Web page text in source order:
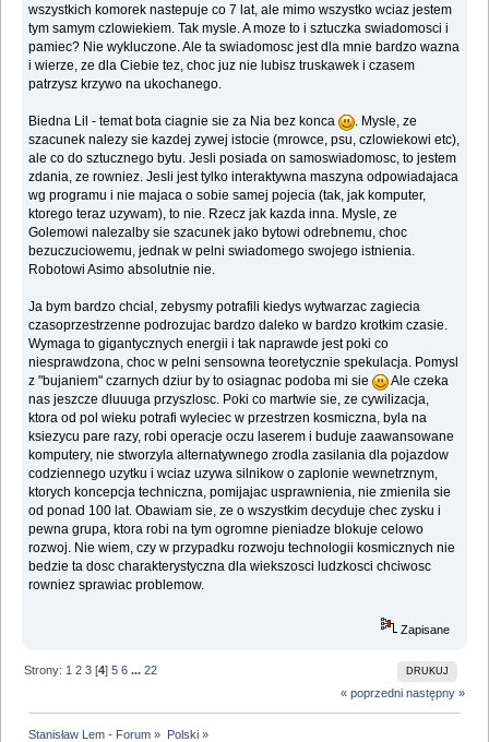
wszystkich komorek nastepuje co 7 lat, ale mimo wszystko wciaz jestem
tym samym czlowiekiem. Tak mysle. A moze to i sztuczka swiadomosci i
pamiec? Nie wykluczone. Ale ta swiadomosc jest dla mnie bardzo wazna
i wierze, ze dla Ciebie tez, choc juz nie lubisz truskawek i czasem
patrzysz krzywo na ukochanego.
Biedna Lil - temat bota ciagnie sie za Nia bez konca
. Mysle, ze
szacunek nalezy sie kazdej zywej istocie (mrowce, psu, czlowiekowi etc),
ale co do sztucznego bytu. Jesli posiada on samoswiadomosc, to jestem
zdania, ze rowniez. Jesli jest tylko interaktywna maszyna odpowiadajaca
wg programu i nie majaca o sobie samej pojecia (tak, jak komputer,
ktorego teraz uzywam), to nie. Rzecz jak kazda inna. Mysle, ze
Golemowi nalezalby sie szacunek jako bytowi odrebnemu, choc
bezuczuciowemu, jednak w pelni swiadomego swojego istnienia.
Robotowi Asimo absolutnie nie.
Ja bym bardzo chcial, zebysmy potrafili kiedys wytwarzac zagiecia
czasoprzestrzenne podrozujac bardzo daleko w bardzo krotkim czasie.
Wymaga to gigantycznych energii i tak naprawde jest poki co
niesprawdzona, choc w pelni sensowna teoretycznie spekulacja. Pomysl
z "bujaniem" czarnych dziur by to osiagnac podoba mi sie
Ale czeka
nas jeszcze dluuuga przyszlosc. Poki co martwie sie, ze cywilizacja,
ktora od pol wieku potrafi wyleciec w przestrzen kosmiczna, byla na
ksiezycu pare razy, robi operacje oczu laserem i buduje zaawansowane
komputery, nie stworzyla alternatywnego zrodla zasilania dla pojazdow
codziennego uzytku i wciaz uzywa silnikow o zaplonie wewnetrznym,
ktorych koncepcja techniczna, pomijajac usprawnienia, nie zmienila sie
od ponad 100 lat. Obawiam sie, ze o wszystkim decyduje chec zysku i
pewna grupa, ktora robi na tym ogromne pieniadze blokuje celowo
rozwoj. Nie wiem, czy w przypadku rozwoju technologii kosmicznych nie
bedzie ta dosc charakterystyczna dla wiekszosci ludzkosci chciwosc
rowniez sprawiac problemow.
Zapisane
DRUKUJ
Strony: 1 2 3 [4]5 6 ...22
« poprzedni następny »
Stanisław Lem - Forum » Polski»